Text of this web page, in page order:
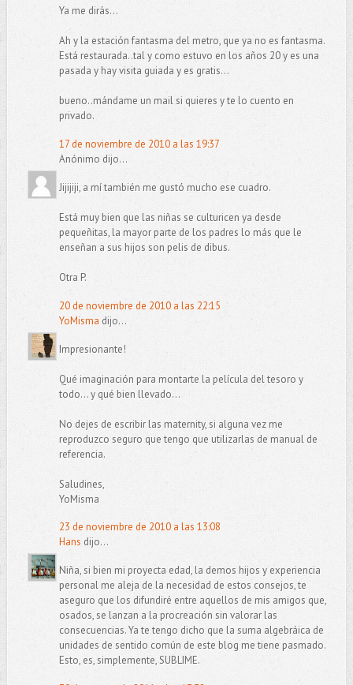
Ya me dirás...
Ah y la estación fantasma del metro, que ya no es fantasma.
Está restaurada..tal y como estuvo en los años 20 y es una
pasada y hay visita guiada y es gratis...
bueno..mándame un mail si quieres y te lo cuento en
privado.
17 de noviembre de 2010 a las 19:37
Anónimo dijo...
Jijijiji, a mí también me gustó mucho ese cuadro.
Está muy bien que las niñas se culturicen ya desde
pequeñitas, la mayor parte de los padres lo más que le
enseñan a sus hijos son pelis de dibus.
Otra P.
20 de noviembre de 2010 a las 22:15
YoMisma dijo...
Impresionante!
Qué imaginación para montarte la película del tesoro y
todo... y qué bien llevado...
No dejes de escribir las maternity, si alguna vez me
reproduzco seguro que tengo que utilizarlas de manual de
referencia.
Saludines,
YoMisma
23 de noviembre de 2010 a las 13:08
Hans dijo...
Niña, si bien mi proyecta edad, la demos hijos y experiencia
personal me aleja de la necesidad de estos consejos, te
aseguro que los difundiré entre aquellos de mis amigos que,
osados, se lanzan a la procreación sin valorar las
consecuencias. Ya te tengo dicho que la suma algebráica de
unidades de sentido común de este blog me tiene pasmado.
Esto, es, simplemente, SUBLIME.